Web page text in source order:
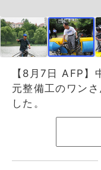
【8月7日 AFP】
元整備工のワン
した。